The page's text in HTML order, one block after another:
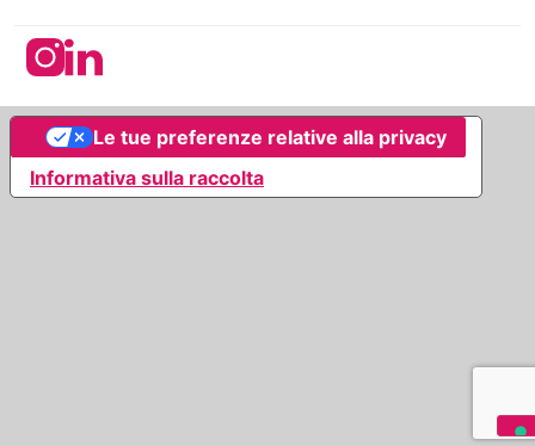
Informativa sulla raccolta
Le tue preferenze relative alla privacy